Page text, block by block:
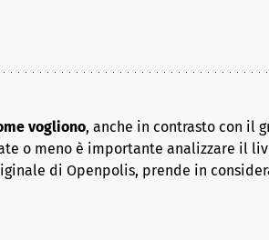
vogliono, anche in contrasto con il
o meno è importante analizzare il
di Openpolis, prende in